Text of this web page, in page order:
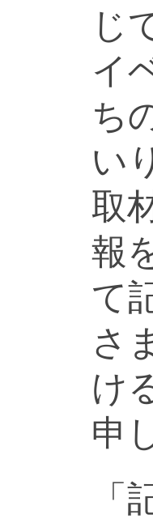
じ
イ
ち
い
取
報
て
さ
け
申